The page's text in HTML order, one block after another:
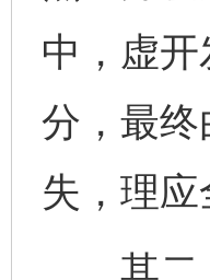
中，虚
分，最
失，理
其二，